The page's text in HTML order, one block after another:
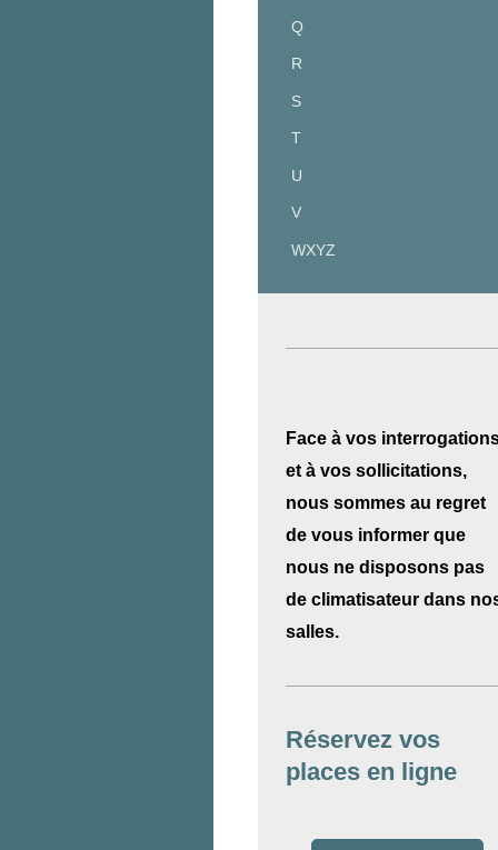
Q
R
S
T
U
V
WXYZ
Face à vos
et à vos sollicitations,
nous sommes au regret
de vous informer que
nous ne disposons pas
de climatisateur dans
salles.
Réservez vos
places en ligne